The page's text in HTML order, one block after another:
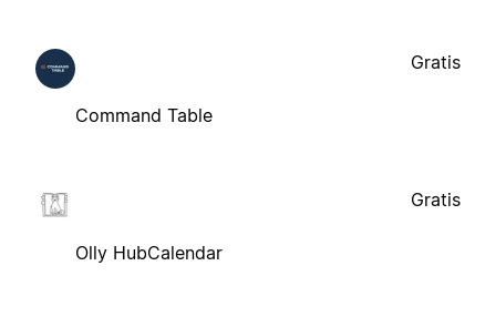
Command Table
Gratis
Olly HubCalendar
Gratis